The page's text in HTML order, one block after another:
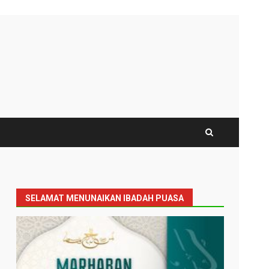
SELAMAT MENUNAIKAN IBADAH PUASA